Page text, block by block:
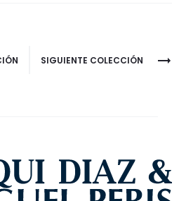
SIGUIENTE COLECCIÓN